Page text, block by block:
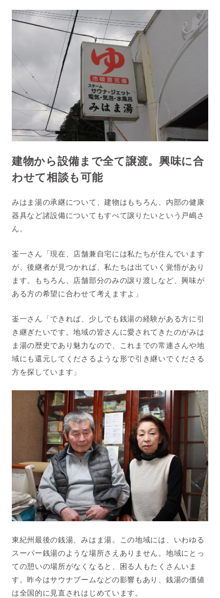
建物から設備まで全て譲渡。興味に合
わせて相談も可能
みはま湯の承継について、建物はもちろん、内部の健康
器具など諸設備についてもすべて譲りたいという戸嶋さ
ん。
崟一さん「現在、店舗兼自宅には私たちが住んでいます
が、後継者が見つかれば、私たちは出ていく覚悟があり
ます。もちろん、店舗部分のみの譲り渡しなど、興味が
ある方の希望に合わせて考えますよ」
崟一さん「できれば、少しでも銭湯の経験がある方に引
き継ぎたいです。地域の皆さんに愛されてきたのがみは
ま湯の歴史であり魅力なので、これまでの常連さんや地
域にも還元してくださるような形で引き継いでくださる
方を探しています」
東紀州最後の銭湯、みはま湯。この地域には、いわゆる
スーパー銭湯のような場所さえありません。地域にとっ
ての憩いの場所がなくなると、困る人もたくさんいま
す。昨今はサウナブームなどの影響もあり、銭湯の価値
は全国的に見直されはじめています。